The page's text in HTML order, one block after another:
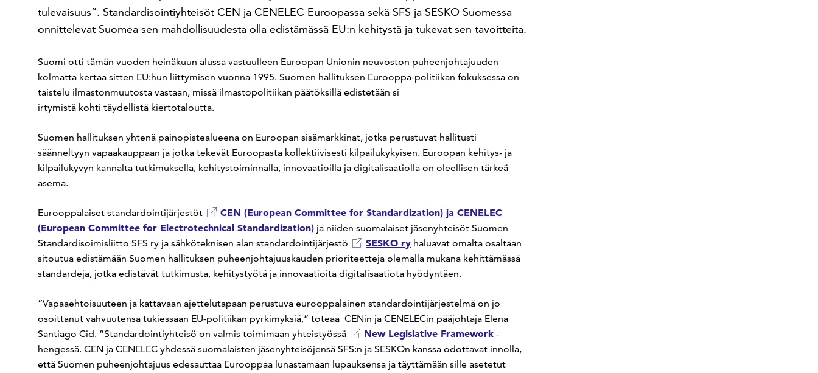
tulevaisuus”. Standardisointiyhteisöt CEN ja CENELEC Euroopassa sekä SFS ja SESKO Suomessa
onnittelevat Suomea sen mahdollisuudesta olla edistämässä EU:n kehitystä ja tukevat sen tavoitteita.
Suomi otti tämän vuoden heinäkuun alussa vastuulleen Euroopan Unionin neuvoston puheenjohtajuuden
kolmatta kertaa sitten EU:hun liittymisen vuonna 1995. Suomen hallituksen Eurooppa-politiikan fokuksessa on
taistelu ilmastonmuutosta vastaan, missä ilmastopolitiikan päätöksillä edistetään si
irtymistä kohti täydellistä kiertotaloutta.
Suomen hallituksen yhtenä painopistealueena on Euroopan sisämarkkinat, jotka perustuvat hallitusti
säänneltyyn vapaakauppaan ja jotka tekevät Euroopasta kollektiivisesti kilpailukykyisen. Euroopan kehitys- ja
kilpailukyvyn kannalta tutkimuksella, kehitystoiminnalla, innovaatioilla ja digitalisaatiolla on oleellisen tärkeä
asema.
Eurooppalaiset standardointijärjestöt
CEN (European Committee for Standardization) ja CENELEC
(European Committee for Electrotechnical Standardization) ja niiden suomalaiset jäsenyhteisöt Suomen
Standardisoimisliitto SFS ry ja sähköteknisen alan standardointijärjestö
SESKO ry haluavat omalta osaltaan
sitoutua edistämään Suomen hallituksen puheenjohtajuuskauden prioriteetteja olemalla mukana kehittämässä
standardeja, jotka edistävät tutkimusta, kehitystyötä ja innovaatioita digitalisaatiota hyödyntäen.
”Vapaaehtoisuuteen ja kattavaan ajettelutapaan perustuva eurooppalainen standardointijärjestelmä on jo
osoittanut vahvuutensa tukiessaan EU-politiikan pyrkimyksiä,” toteaa CENin ja CENELECin pääjohtaja Elena
Santiago Cid. ”Standardointiyhteisö on valmis toimimaan yhteistyössä New Legislative Framework -
hengessä. CEN ja CENELEC yhdessä suomalaisten jäsenyhteisöjensä SFS:n ja SESKOn kanssa odottavat innolla,
että Suomen puheenjohtajuus edesauttaa Eurooppaa lunastamaan lupauksensa ja täyttämään sille asetetut